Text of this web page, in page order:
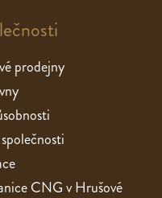
prodejny
CNG v Hrušové